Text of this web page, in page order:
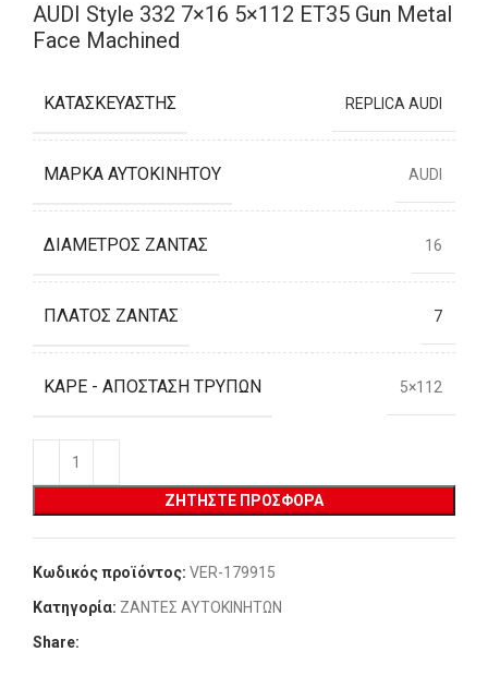
AUDI Style 332 7×16 5×112 ET35 Gun Metal
Face Machined
ΚΑΤΑΣΚΕΥΑΣΤΉΣ REPLICA AUDI
ΜΆΡΚΑ ΑΥΤΟΚΙΝΉΤΟΥ AUDI
ΔΙΆΜΕΤΡΟΣ ΖΆΝΤΑΣ 16
ΠΛΆΤΟΣ ΖΆΝΤΑΣ 7
ΚΑΡΈ - ΑΠΌΣΤΑΣΗ ΤΡΥΠΏΝ 5×112
ΖΗΤΉΣΤΕ ΠΡΟΣΦΟΡΆ
Κωδικός προϊόντος: VER-179915
Κατηγορία: ΖΑΝΤΕΣ ΑΥΤΟΚΙΝΗΤΩΝ
Share: